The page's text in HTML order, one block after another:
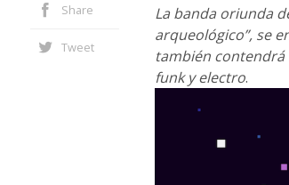
Share
Tweet
La banda oriunda
arqueológico”, se
también contendrá
funk y electro.